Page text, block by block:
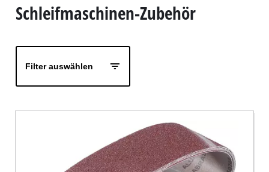
Schleifmaschinen-Zubehör
Filter auswählen